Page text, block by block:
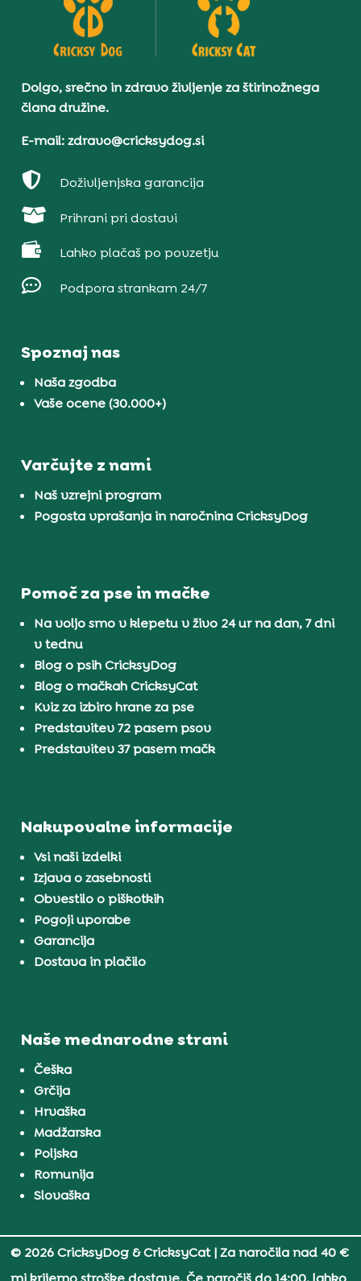
Dolgo, srečno in zdravo življenje za štirinožnega
člana družine.
E-mail: zdravo@cricksydog.si
 Doživljenjska garancija
 Prihrani pri dostavi
 Lahko plačaš po povzetju
 Podpora strankam 24/7
Spoznaj nas
Naša zgodba
Vaše ocene (30.000+)
Varčujte z nami
Naš vzrejni program
Pogosta vprašanja in naročnina CricksyDog
Pomoč za pse in mačke
Na voljo smo v klepetu v živo 24 ur na dan, 7 dni
v tednu
Blog o psih CricksyDog
Blog o mačkah CricksyCat
Kviz za izbiro hrane za pse
Predstavitev 72 pasem psov
Predstavitev 37 pasem mačk
Nakupovalne informacije
Vsi naši izdelki
Izjava o zasebnosti
Obvestilo o piškotkih
Pogoji uporabe
Garancija
Dostava in plačilo
Naše mednarodne strani
Češka
Grčija
Hrvaška
Madžarska
Poljska
Romunija
Slovaška
© 2026 CricksyDog & CricksyCat| Za naročila nad 40 €